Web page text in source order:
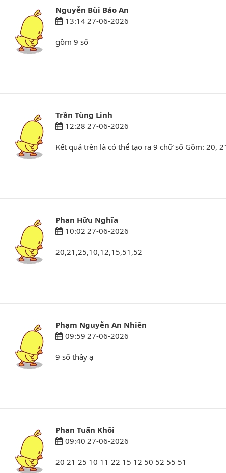
Nguyễn Bùi Bảo An
13:14 27-06-2026
gồm 9 số
Trần Tùng Linh
12:28 27-06-2026
Kết quả trên là có thể tạo ra 9 chữ số Gồm: 20,
Phan Hữu Nghĩa
10:02 27-06-2026
20,21,25,10,12,15,51,52
Phạm Nguyễn An Nhiên
09:59 27-06-2026
9 số thầy ạ
Phan Tuấn Khôi
09:40 27-06-2026
20 21 25 10 11 22 15 12 50 52 55 51